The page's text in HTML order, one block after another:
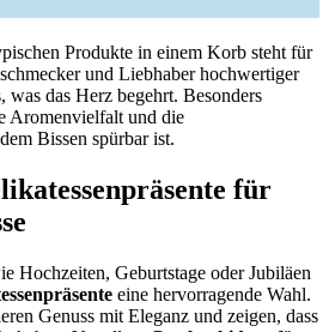
Produkte in einem Korb steht für
und Liebhaber hochwertiger
was das Herz begehrt. Besonders
Aromenvielfalt und die
Bissen spürbar ist.
für
Hochzeiten, Geburtstage oder Jubiläen
eine hervorragende Wahl.
Genuss mit Eleganz und zeigen, dass